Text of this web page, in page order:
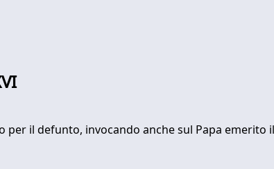
il defunto, invocando anche sul Papa